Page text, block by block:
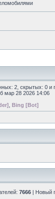
2, скрытых: 0
мар 28 2026 14:06
Bing [Bot]
7666 | Новый